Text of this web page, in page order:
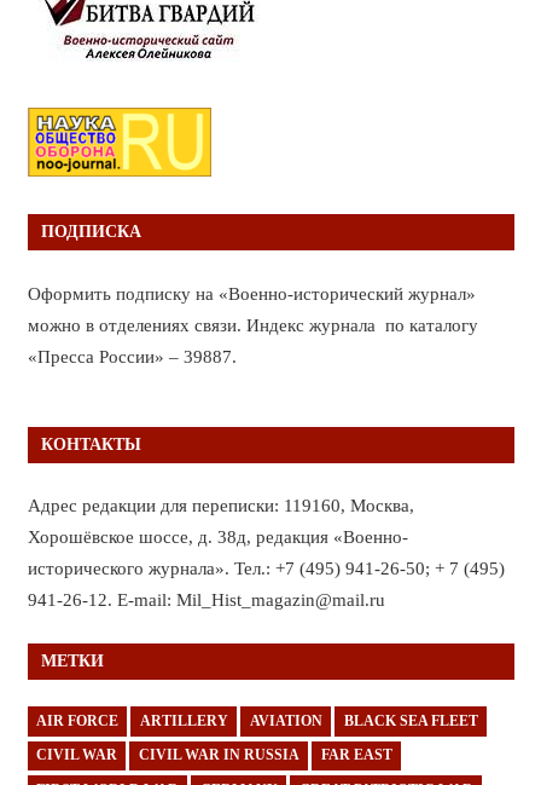
ПОДПИСКА
Оформить подписку на «Военно-исторический журнал»
можно в отделениях связи. Индекс журнала по каталогу
«Пресса России» – 39887.
КОНТАКТЫ
Адрес редакции для переписки: 119160, Москва,
Хорошёвское шоссе, д. 38д, редакция «Военно-
исторического журнала». Тел.: +7 (495) 941-26-50; + 7 (495)
941-26-12. E-mail: Mil_Hist_magazin@mail.ru
МЕТКИ
AIR FORCE ARTILLERY AVIATION BLACK SEA FLEET
CIVIL WAR CIVIL WAR IN RUSSIA FAR EAST